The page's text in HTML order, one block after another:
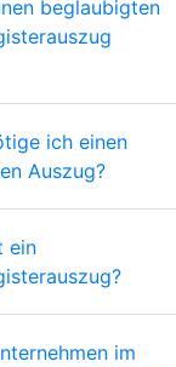
beglaubigten
ich einen
Auszug?
ein
im